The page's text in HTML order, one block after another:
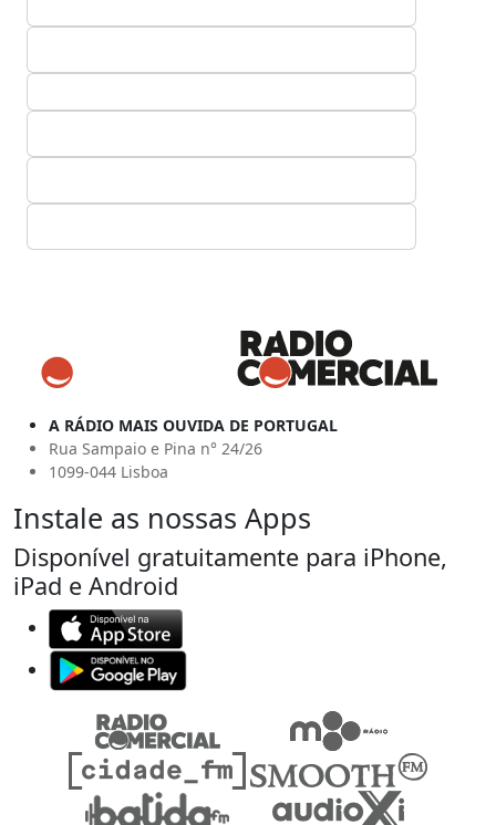
A RÁDIO MAIS OUVIDA DE PORTUGAL
Rua Sampaio e Pina n° 24/26
1099-044 Lisboa
Instale as nossas Apps
Disponível gratuitamente para iPhone,
iPad e Android